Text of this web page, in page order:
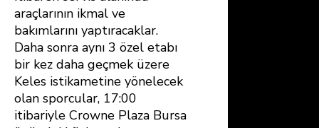
araçlarının ikmal ve
bakımlarını yaptıracaklar.
Daha sonra aynı 3 özel etabı
bir kez daha geçmek üzere
Keles istikametine yönelecek
olan sporcular, 17:00
itibariyle Crowne Plaza Bursa